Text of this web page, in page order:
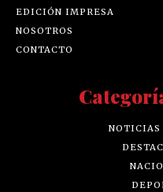
EDICIÓN IMPRESA
NOSOTROS
CONTACTO